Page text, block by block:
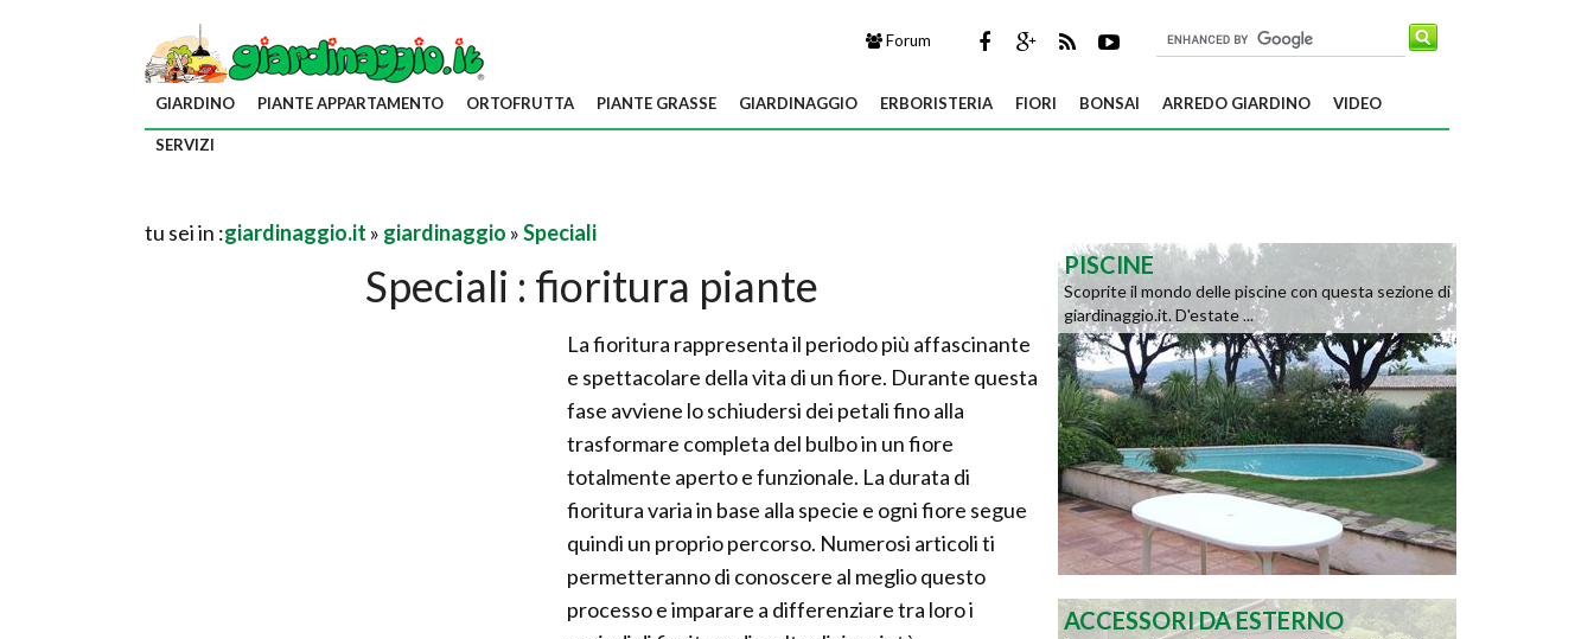
Forum
GIARDINO PIANTE APPARTAMENTO ORTOFRUTTA PIANTE GRASSE GIARDINAGGIO ERBORISTERIA FIORI BONSAI ARREDO GIARDINO VIDEO
SERVIZI
tu sei in :giardinaggio.it » giardinaggio »Speciali
Speciali : fioritura piante
La fioritura rappresenta il periodo più affascinante
e spettacolare della vita di un fiore. Durante questa
fase avviene lo schiudersi dei petali fino alla
trasformare completa del bulbo in un fiore
totalmente aperto e funzionale. La durata di
fioritura varia in base alla specie e ogni fiore segue
quindi un proprio percorso. Numerosi articoli ti
permetteranno di conoscere al meglio questo
processo e imparare a differenziare tra loro i
PISCINE
Scoprite il mondo delle piscine con questa sezione di
giardinaggio.it. D'estate ...
ACCESSORI DA ESTERNO